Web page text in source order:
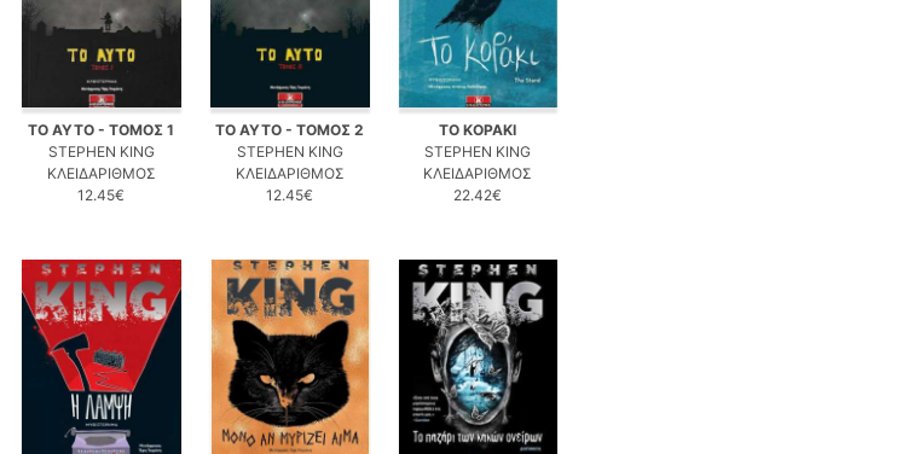
ΤΟ ΑΥΤΟ - ΤΟΜΟΣ 1
STEPHEN KING
ΚΛΕΙΔΑΡΙΘΜΟΣ
12.45€
ΤΟ ΑΥΤΟ - ΤΟΜΟΣ 2
STEPHEN KING
ΚΛΕΙΔΑΡΙΘΜΟΣ
12.45€
ΤΟ ΚΟΡΑΚΙ
STEPHEN KING
ΚΛΕΙΔΑΡΙΘΜΟΣ
22.42€